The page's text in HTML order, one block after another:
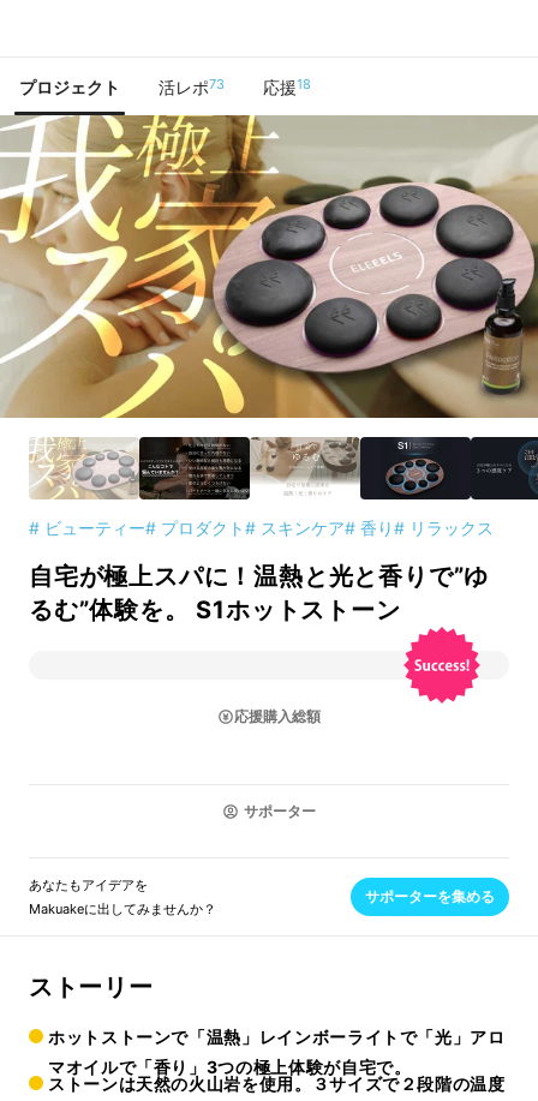
プロジェクト 活レポ73 応援18
# ビューティー# プロダクト# スキンケア# 香り# リラックス
自宅が極上スパに！温熱と光と香りで”ゆ
るむ”体験を。 S1ホットストーン
応援購入総額
サポーター
あなたもアイデアを
Makuakeに出してみませんか？
サポーターを集める
ストーリー
ホットストーンで「温熱」レインボーライトで「光」アロ
マオイルで「香り」3つの極上体験が自宅で。
ストーンは天然の火山岩を使用。３サイズで２段階の温度